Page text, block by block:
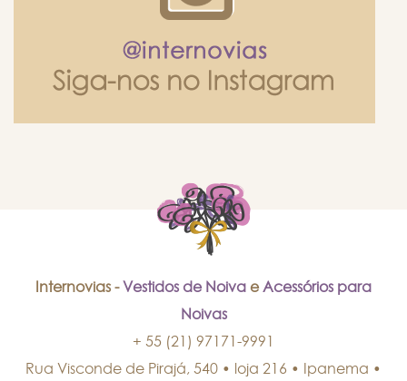
Internovias - Vestidos de Noiva e Acessórios para
Noivas
+ 55 (21) 97171-9991
Rua Visconde de Pirajá, 540 • loja 216 • Ipanema •